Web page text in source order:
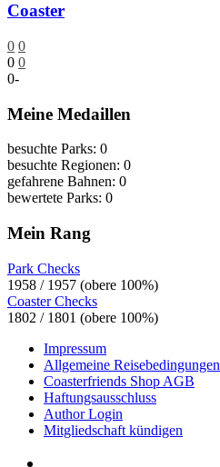
Coaster
0 0
0 0
0-
Meine Medaillen
besuchte Parks: 0
besuchte Regionen: 0
gefahrene Bahnen: 0
bewertete Parks: 0
Mein Rang
Park Checks
1958 / 1957 (obere 100%)
Coaster Checks
1802 / 1801 (obere 100%)
Impressum
Allgemeine Reisebedingungen
Coasterfriends Shop AGB
Haftungsausschluss
Author Login
Mitgliedschaft kündigen